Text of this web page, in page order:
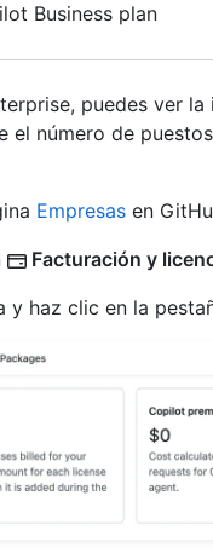
Business plan
puedes ver
el número de
Empresas en
Facturación y
y haz clic en la